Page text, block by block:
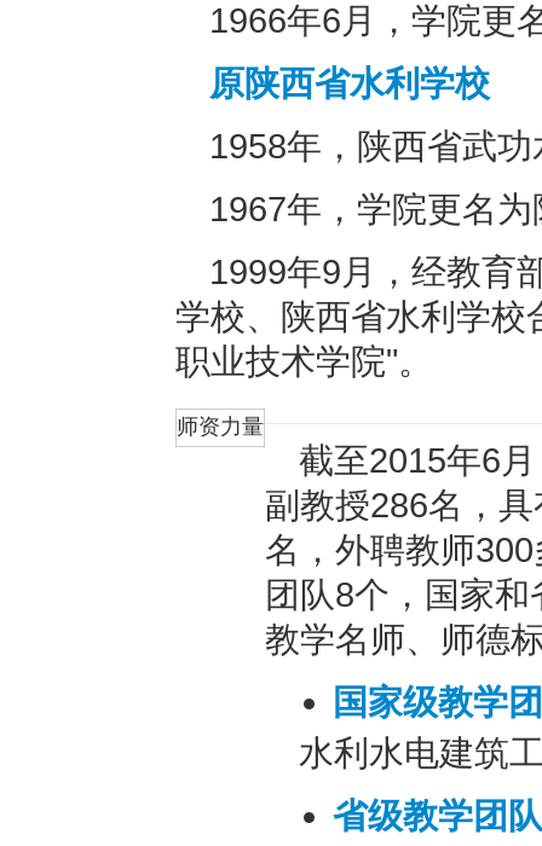
1966年6月，学院更
原陕西省水利学校
1958年，陕西省武
1967年，学院更名
1999年9月，经教育
学校、陕西省水利学
职业技术学院"。
师资力量
截至2015年6
副教授286名，
名，外聘教师
团队8个，国家
教学名师、师德
国家级教学
水利水电建筑
省级教学团队